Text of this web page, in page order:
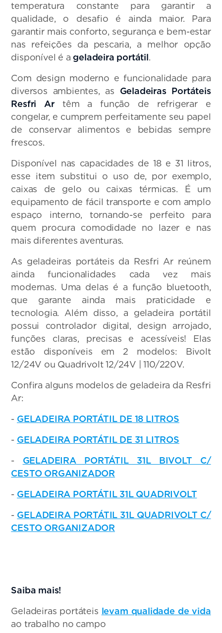
temperatura constante para garantir a
qualidade, o desafio é ainda maior. Para
garantir mais conforto, segurança e bem-estar
nas refeições da pescaria, a melhor opção
disponível é a geladeira portátil.
Com design moderno e funcionalidade para
diversos ambientes, as Geladeiras Portáteis
Resfri Artêm a função de refrigerar e
congelar, e cumprem perfeitamente seu papel
de conservar alimentos e bebidas sempre
frescos.
Disponível nas capacidades de 18 e 31 litros,
esse item substitui o uso de, por exemplo,
caixas de gelo ou caixas térmicas. É um
equipamento de fácil transporte e com amplo
espaço interno, tornando-se perfeito para
quem procura comodidade no lazer e nas
mais diferentes aventuras.
As geladeiras portáteis da Resfri Ar reúnem
ainda funcionalidades cada vez mais
modernas. Uma delas é a função bluetooth,
que garante ainda mais praticidade e
tecnologia. Além disso, a geladeira portátil
possui controlador digital, design arrojado,
funções claras, precisas e acessíveis! Elas
estão disponíveis em 2 modelos: Bivolt
12/24V ou Quadrivolt 12/24V | 110/220V.
Confira alguns modelos de geladeira da Resfri
Ar:
- GELADEIRA PORTÁTIL DE 18 LITROS
- GELADEIRA PORTÁTIL DE 31 LITROS
- GELADEIRA PORTÁTIL 31L BIVOLT C/
CESTO ORGANIZADOR
- GELADEIRA PORTÁTIL 31L QUADRIVOLT
- GELADEIRA PORTÁTIL 31L QUADRIVOLT C/
CESTO ORGANIZADOR
Saiba mais!
Geladeiras portáteis levam qualidade de vida
ao trabalho no campo